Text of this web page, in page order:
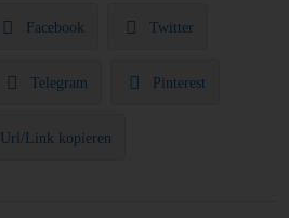
Facebook Twitter
Telegram Pinterest
Url/Link kopieren